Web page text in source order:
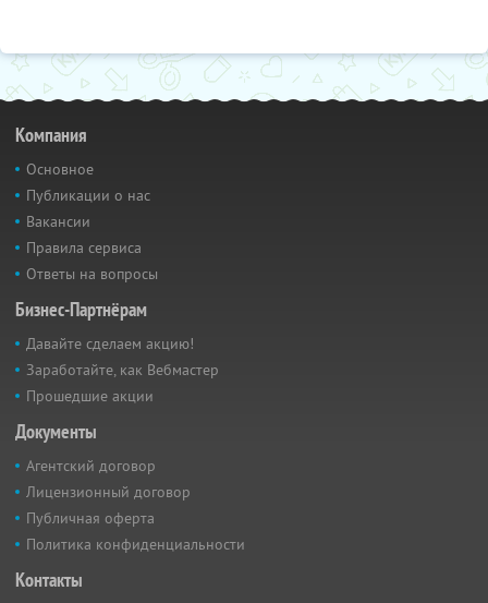
Компания
Основное
Публикации о нас
Вакансии
Правила сервиса
Ответы на вопросы
Бизнес-Партнёрам
Давайте сделаем акцию!
Заработайте, как Вебмастер
Прошедшие акции
Документы
Агентский договор
Лицензионный договор
Публичная оферта
Политика конфиденциальности
Контакты